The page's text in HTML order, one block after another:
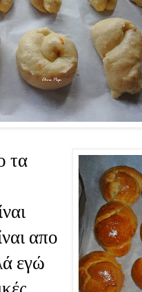
τα
απο
εγώ